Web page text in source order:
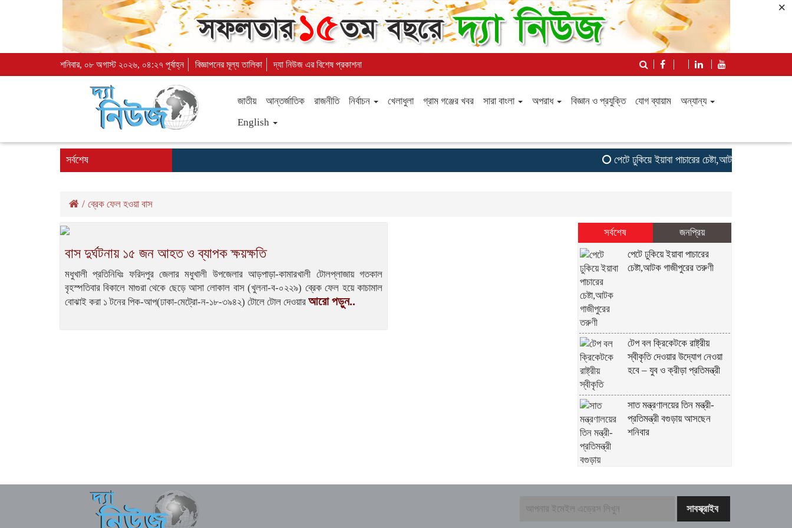
×
শনিবার, ০৮ অগাস্ট ২০২৬, ০৪:২৭ পূর্বাহ্ন বিজ্ঞাপনের মূল্য তালিকা দ্যা নিউজ এর বিশেষ প্রকাশনা
জাতীয় আন্তর্জাতিক রাজনীতি নির্বাচন খেলাধুলা গ্রাম গঞ্জের খবর সারা বাংলা অপরাধ বিজ্ঞান ও প্রযুক্তি যোগ ব্যায়াম
অন্যান্য
English
সর্বশেষ পেটে ঢুকিয়ে ইয়াবা পাচারের চেষ্টা,আটক গাজীপুরের তরুণী
/ ব্রেক ফেল হওয়া বাস
বাস দুর্ঘটনায় ১৫ জন আহত ও ব্যাপক ক্ষয়ক্ষতি
মধুখালী প্রতিনিধিঃ ফরিদপুর জেলার মধুখালী উপজেলার আড়পাড়া-কামারখালী টোলপ্লাজায় গতকাল
বৃহস্পতিবার বিকালে মাগুরা থেকে ছেড়ে আসা লোকাল বাস (খুলনা-ব-০২২৯) ব্রেক ফেল হয়ে কাচামাল
বোঝাই করা ১ টনের পিক-আপ(ঢাকা-মেট্রো-ন-১৮-৩৯৪২) টোলে টোল দেওয়ার আরো পড়ুন..
সর্বশেষ
জনপ্রিয়
পেটে ঢুকিয়ে ইয়াবা পাচারের
চেষ্টা,আটক গাজীপুরের তরুণী
টেপ বল ক্রিকেটকে রাষ্ট্রীয়
স্বীকৃতি দেওয়ার উদ্যোগ নেওয়া
হবে – যুব ও ক্রীড়া প্রতিমন্ত্রী
সাত মন্ত্রণালয়ের তিন মন্ত্রী-
প্রতিমন্ত্রী বগুড়ায় আসছেন
শনিবার
চট্টগ্রাম আসছেন প্রধানমন্ত্রী